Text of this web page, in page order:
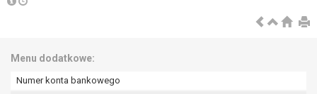
Menu dodatkowe:
Numer konta bankowego
wykonania zadania realizowanego w
niezbędność przetwarzania do celów